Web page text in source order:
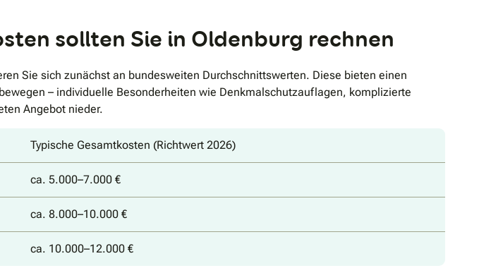
sollten Sie in Oldenburg rechnen
Sie sich zunächst an bundesweiten Durchschnittswerten. Diese bieten einen
– individuelle Besonderheiten wie Denkmalschutzauflagen, komplizierte
Angebot nieder.
Typische Gesamtkosten (Richtwert 2026)
ca. 5.000–7.000 €
ca. 8.000–10.000 €
ca. 10.000–12.000 €